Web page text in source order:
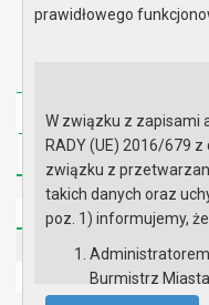
Strona główna
Redakcja
Strona główna
UMiG - telefony wewnętrzne
Ochrona danych osobowych
prawidłowego
W związku z zapisami
RADY (UE) 2016/679
związku z
takich danych oraz
poz. 1) informujemy,
Burmistrz